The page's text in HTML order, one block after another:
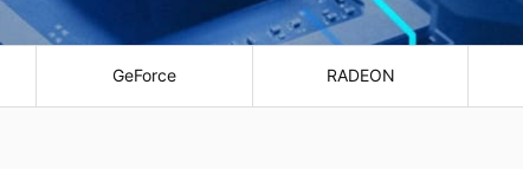
GeForce RADEON